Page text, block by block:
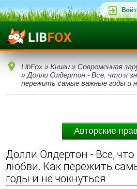
LibFox » Книги » Современная
» Долли Олдертон - Все, что я
пережить самые важные годы и
Авторские
Долли Олдертон - Все,
любви. Как пережить
годы и не чокнуться